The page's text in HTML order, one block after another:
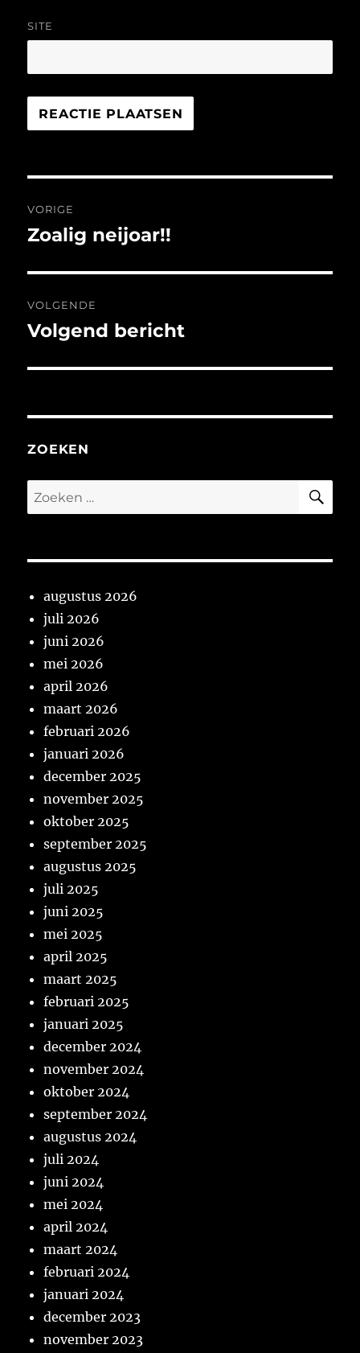
SITE
navigatie
VORIGE
Vorig
Zoalig neijoar!!
VOLGENDE
Volgend
Volgend bericht
ZOEKEN
Zoeken
naar:
augustus 2026
juli 2026
juni 2026
mei 2026
april 2026
maart 2026
februari 2026
januari 2026
december 2025
november 2025
oktober 2025
september 2025
augustus 2025
juli 2025
juni 2025
mei 2025
april 2025
maart 2025
februari 2025
januari 2025
december 2024
november 2024
oktober 2024
september 2024
augustus 2024
juli 2024
juni 2024
mei 2024
april 2024
maart 2024
februari 2024
januari 2024
december 2023
november 2023